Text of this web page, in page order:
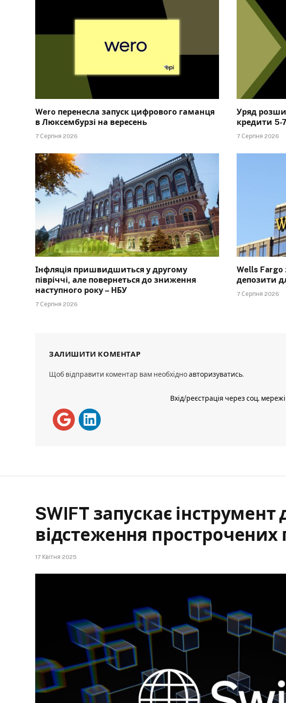
Wero перенесла запуск цифрового гаманця
в Люксембурзі на вересень
7 Серпня 2026
Уряд
кредити 5-
7 Серпня 2026
Інфляція пришвидшиться у другому
півріччі, але повернеться до зниження
наступного року – НБУ
7 Серпня 2026
Wells Fargo
депозити
7 Серпня 2026
ЗАЛИШИТИ КОМЕНТАР
Щоб відправити коментар вам необхідноавторизуватись.
Вхід/реєстрація через соц. мережі
SWIFT запускає інструмент
відстеження прострочених
17 Квітня 2025